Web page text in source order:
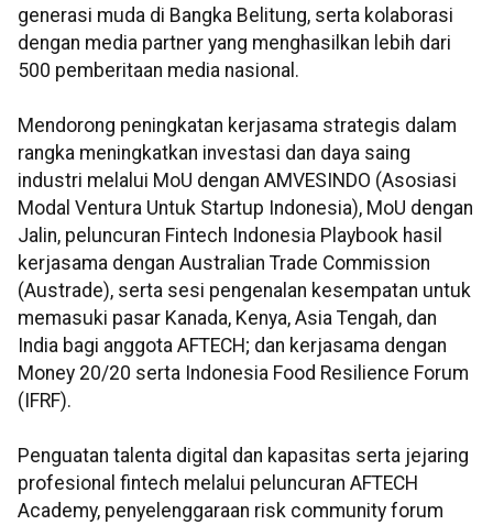
generasi muda di Bangka Belitung, serta kolaborasi
dengan media partner yang menghasilkan lebih dari
500 pemberitaan media nasional.
Mendorong peningkatan kerjasama strategis dalam
rangka meningkatkan investasi dan daya saing
industri melalui MoU dengan AMVESINDO (Asosiasi
Modal Ventura Untuk Startup Indonesia), MoU dengan
Jalin, peluncuran Fintech Indonesia Playbook hasil
kerjasama dengan Australian Trade Commission
(Austrade), serta sesi pengenalan kesempatan untuk
memasuki pasar Kanada, Kenya, Asia Tengah, dan
India bagi anggota AFTECH; dan kerjasama dengan
Money 20/20 serta Indonesia Food Resilience Forum
(IFRF).
Penguatan talenta digital dan kapasitas serta jejaring
profesional fintech melalui peluncuran AFTECH
Academy, penyelenggaraan risk community forum